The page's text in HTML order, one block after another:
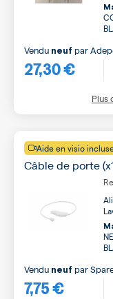
27,30 €
Vendu neuf par
Plus
Aide en visio
Câble de porte
7,75 €
Vendu neuf par